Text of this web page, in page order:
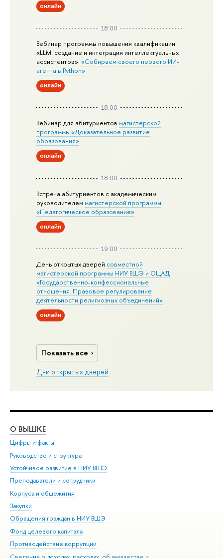
онлайн
18:00
Вебинар программы повышения квалификации
«LLM: создание и интеграция интеллектуальных
ассистентов»:«Собираем своего первого ИИ-
агента в Python»
онлайн
18:00
Вебинар для абитуриентовмагистерской
программы «Доказательное развитие
образования»
онлайн
18:00
Встреча абитуриентов с академическим
руководителеммагистерской программы
«Педагогическое образование»
онлайн
19:00
День открытых дверей совместной
магистерской программы НИУ ВШЭ и ОЦАД
«Государственно-конфессиональные
отношения. Правовое регулирование
деятельности религиозных объединений»
онлайн
Показать все
Дни открытых дверей
О ВЫШКЕ
Цифры и факты
Руководство и структура
Устойчивое развитие в НИУ ВШЭ
Преподаватели и сотрудники
Корпуса и общежития
Закупки
Обращения граждан в НИУ ВШЭ
Фонд целевого капитала
Противодействие коррупции